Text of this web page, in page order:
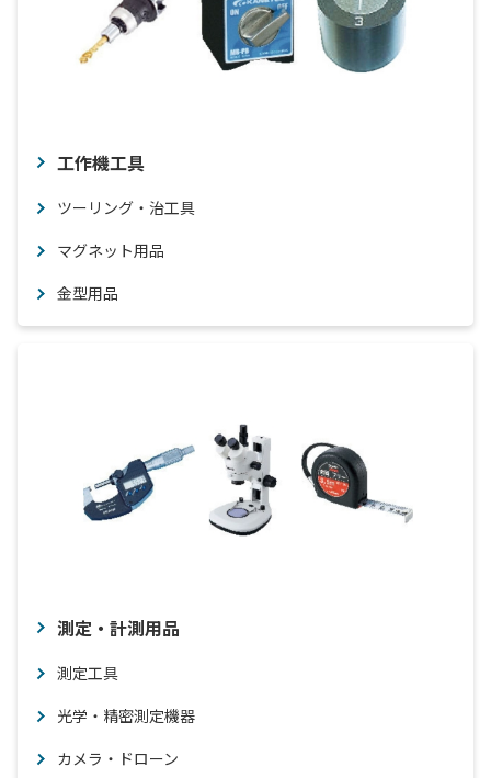
工作機工具
ツーリング・治工具
マグネット用品
金型用品
測定・計測用品
測定工具
光学・精密測定機器
カメラ・ドローン